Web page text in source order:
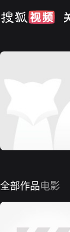
全部作品电影